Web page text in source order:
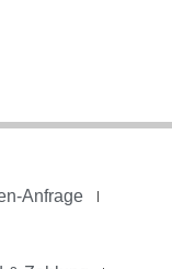
Anfrage